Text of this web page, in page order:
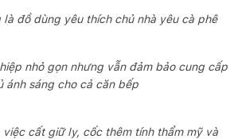
đồ dùng yêu thích chủ nhà yêu cà phê
nhỏ gọn nhưng vẫn đảm bảo cung cấp
ánh sáng cho cả căn bếp
việc cất giữ ly, cốc thêm tính thẩm mỹ và